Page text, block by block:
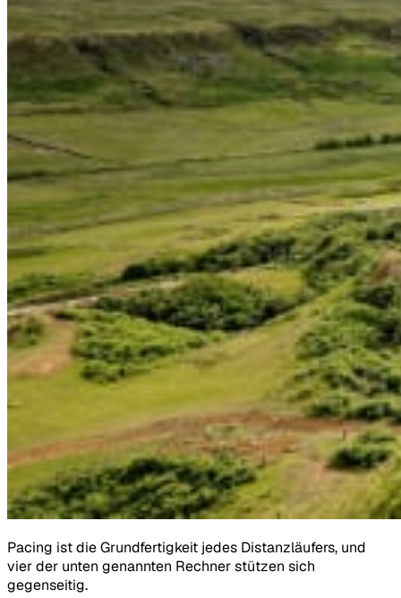
Pacing ist die Grundfertigkeit jedes Distanzläufers, und
vier der unten genannten Rechner stützen sich
gegenseitig.